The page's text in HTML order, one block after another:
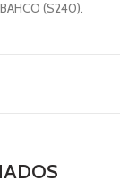
(S240).